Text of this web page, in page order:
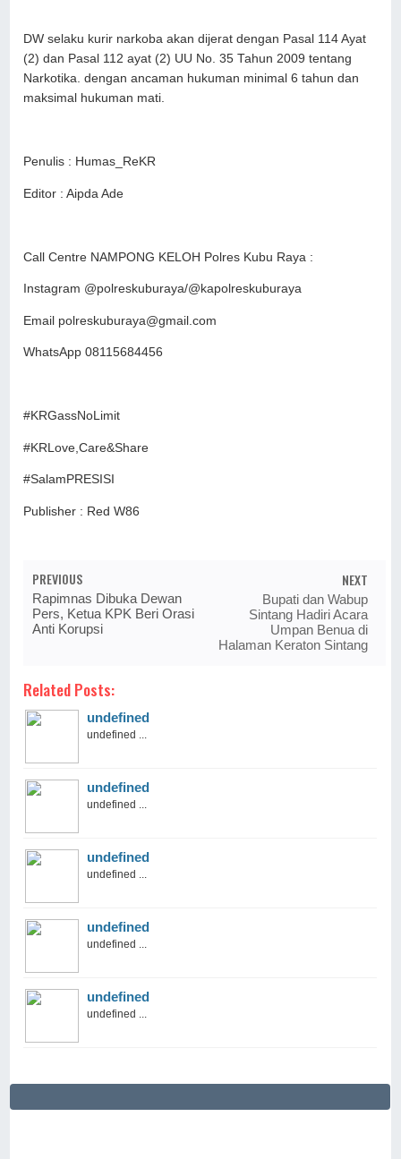
DW selaku kurir narkoba akan dijerat dengan Pasal 114 Ayat
(2) dan Pasal 112 ayat (2) UU No. 35 Tahun 2009 tentang
Narkotika. dengan ancaman hukuman minimal 6 tahun dan
maksimal hukuman mati.
Penulis : Humas_ReKR
Editor : Aipda Ade
Call Centre NAMPONG KELOH Polres Kubu Raya :
Instagram @polreskuburaya/@kapolreskuburaya
Email polreskuburaya@gmail.com
WhatsApp 08115684456
#KRGassNoLimit
#KRLove,Care&Share
#SalamPRESISI
Publisher : Red W86
PREVIOUS
Rapimnas Dibuka Dewan
Pers, Ketua KPK Beri Orasi
Anti Korupsi
NEXT
Bupati dan Wabup
Sintang Hadiri Acara
Umpan Benua di
Halaman Keraton Sintang
Related Posts:
undefined
undefined ...
undefined
undefined ...
undefined
undefined ...
undefined
undefined ...
undefined
undefined ...